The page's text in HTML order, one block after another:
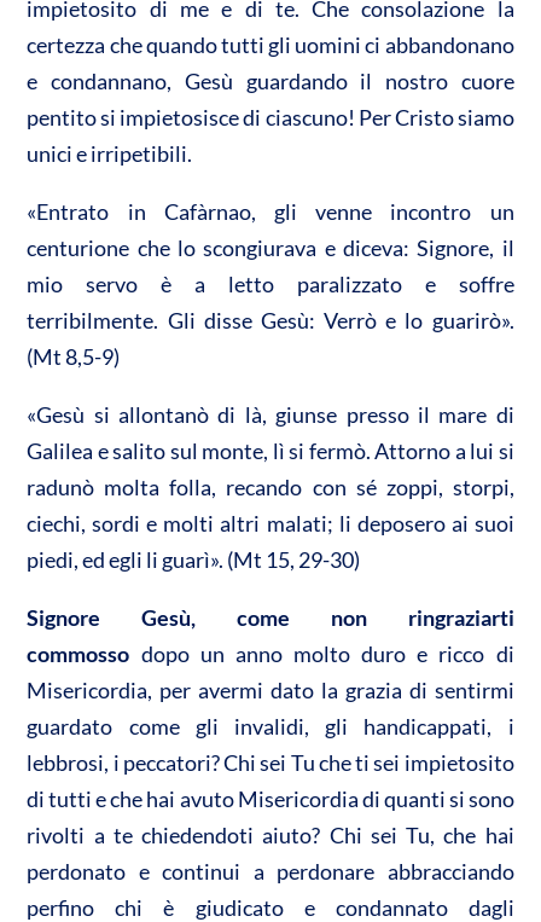
impietosito di me e di te. Che consolazione la
certezza che quando tutti gli uomini ci abbandonano
e condannano, Gesù guardando il nostro cuore
pentito si impietosisce di ciascuno! Per Cristo siamo
unici e irripetibili.
«Entrato in Cafàrnao, gli venne incontro un
centurione che lo scongiurava e diceva: Signore, il
mio servo è a letto paralizzato e soffre
terribilmente. Gli disse Gesù: Verrò e lo guarirò».
(Mt 8,5-9)
«Gesù si allontanò di là, giunse presso il mare di
Galilea e salito sul monte, lì si fermò. Attorno a lui si
radunò molta folla, recando con sé zoppi, storpi,
ciechi, sordi e molti altri malati; li deposero ai suoi
piedi, ed egli li guarì». (Mt 15, 29-30)
Signore Gesù, come non ringraziarti
commosso dopo un anno molto duro e ricco di
Misericordia, per avermi dato la grazia di sentirmi
guardato come gli invalidi, gli handicappati, i
lebbrosi, i peccatori? Chi sei Tu che ti sei impietosito
di tutti e che hai avuto Misericordia di quanti si sono
rivolti a te chiedendoti aiuto? Chi sei Tu, che hai
perdonato e continui a perdonare abbracciando
perfino chi è giudicato e condannato dagli